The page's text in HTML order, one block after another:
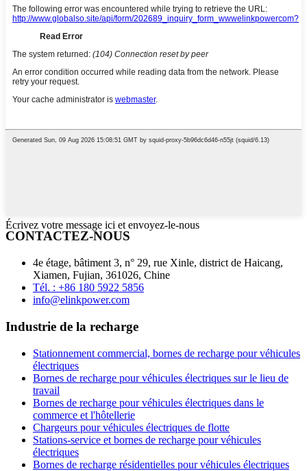
Écrivez votre message ici et envoyez-le-nous
CONTACTEZ-NOUS
4e étage, bâtiment 3, n° 29, rue Xinle, district de Haicang,
Xiamen, Fujian, 361026, Chine
Tél. : +86 180 5922 5856
info@elinkpower.com
Industrie de la recharge
Stationnement commercial, bornes de recharge pour véhicules
électriques
Bornes de recharge pour véhicules électriques sur le lieu de
travail
Bornes de recharge pour véhicules électriques dans le
commerce et l'hôtellerie
Chargeurs pour véhicules électriques de flotte
Stations-service et bornes de recharge pour véhicules
électriques
Bornes de recharge résidentielles pour véhicules électriques